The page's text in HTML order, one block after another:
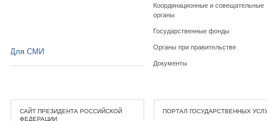
Координационные и совещательные
органы
Государственные фонды
Органы при правительстве
Документы
Для СМИ
САЙТ ПРЕЗИДЕНТА РОССИЙСКОЙ
ФЕДЕРАЦИИ
ПОРТАЛ ГОСУДАРСТВЕННЫХ